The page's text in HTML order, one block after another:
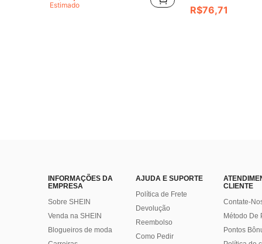
Estimado R$76,71
INFORMAÇÕES DA
EMPRESA
Sobre SHEIN
Venda na SHEIN
Blogueiros de moda
AJUDA E SUPORTE
Política de Frete
Devolução
Reembolso
Como Pedir
CLIENTE
Contate-
Método De
Pontos